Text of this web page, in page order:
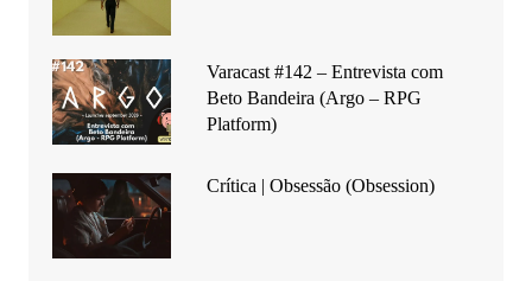
Varacast #142 – Entrevista com
Beto Bandeira (Argo – RPG
Platform)
Crítica | Obsessão (Obsession)